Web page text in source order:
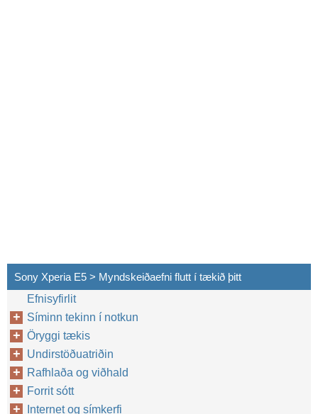
Sony Xperia E5 > Myndskeiðaefni flutt í tækið þitt
Efnisyfirlit
Síminn tekinn í notkun
Öryggi tækis
Undirstöðuatriðin
Rafhlaða og viðhald
Forrit sótt
Internet og símkerfi